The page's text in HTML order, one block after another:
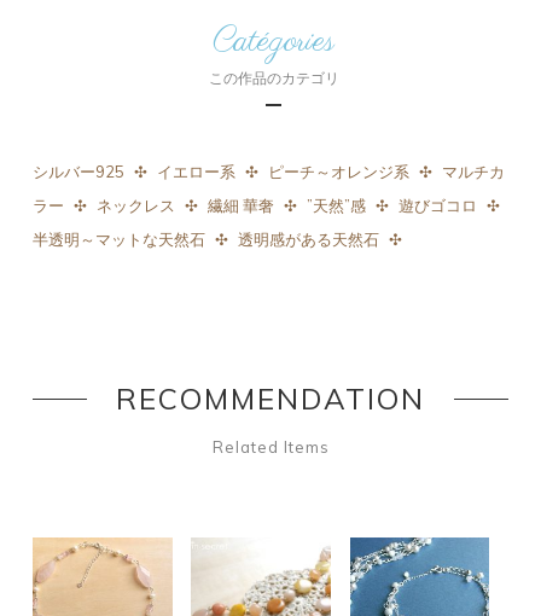
Catégories
この作品のカテゴリ
シルバー925 イエロー系 ピーチ～オレンジ系
マルチカ
ラー
ネックレス 繊細 華奢 ”天然”感
遊びゴコロ
半透明～マットな天然石
透明感がある天然石
RECOMMENDATION
Related Items